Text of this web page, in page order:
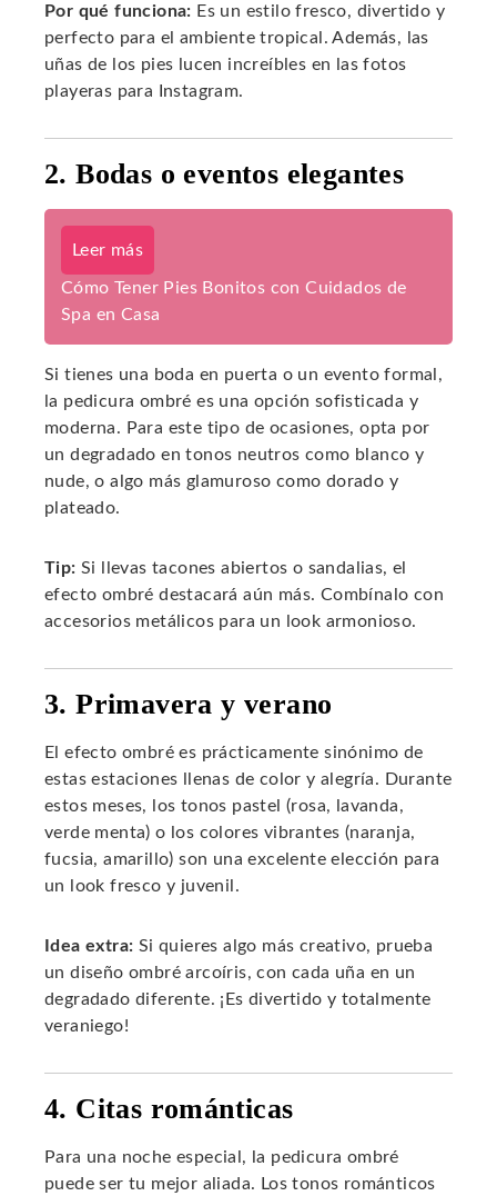
Por qué funciona: Es un estilo fresco, divertido y
perfecto para el ambiente tropical. Además, las
uñas de los pies lucen increíbles en las fotos
playeras para Instagram.
2. Bodas o eventos elegantes
Leer más
Cómo Tener Pies Bonitos con Cuidados de
Spa en Casa
Si tienes una boda en puerta o un evento formal,
la pedicura ombré es una opción sofisticada y
moderna. Para este tipo de ocasiones, opta por
un degradado en tonos neutros como blanco y
nude, o algo más glamuroso como dorado y
plateado.
Tip: Si llevas tacones abiertos o sandalias, el
efecto ombré destacará aún más. Combínalo con
accesorios metálicos para un look armonioso.
3. Primavera y verano
El efecto ombré es prácticamente sinónimo de
estas estaciones llenas de color y alegría. Durante
estos meses, los tonos pastel (rosa, lavanda,
verde menta) o los colores vibrantes (naranja,
fucsia, amarillo) son una excelente elección para
un look fresco y juvenil.
Idea extra: Si quieres algo más creativo, prueba
un diseño ombré arcoíris, con cada uña en un
degradado diferente. ¡Es divertido y totalmente
veraniego!
4. Citas románticas
Para una noche especial, la pedicura ombré
puede ser tu mejor aliada. Los tonos románticos